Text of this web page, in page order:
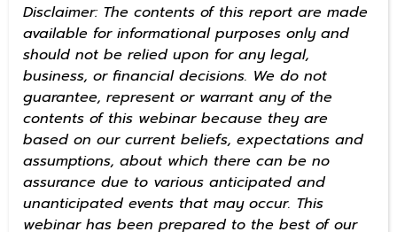
Disclaimer: The contents of this report are made
available for informational purposes only and
should not be relied upon for any legal,
business, or financial decisions. We do not
guarantee, represent or warrant any of the
contents of this webinar because they are
based on our current beliefs, expectations and
assumptions, about which there can be no
assurance due to various anticipated and
unanticipated events that may occur. This
webinar has been prepared to the best of our